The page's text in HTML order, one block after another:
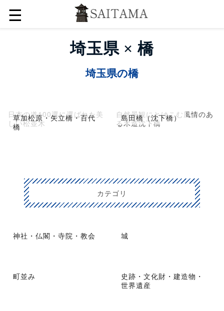
☰
埼玉県 × 橋
埼玉県の橋
草加松原・矢立橋・百代
橋
日本の道100選に選ばれた美
しい松並木
島田橋（沈下橋）
自然景観にとけこむ風情のあ
る木造沈下橋
カテゴリ
神社・仏閣・寺院・教会 城
町並み
史跡・文化財・建造物・
世界遺産